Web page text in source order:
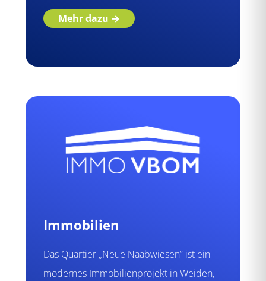
Mehr dazu →
Immobilien
Das Quartier „Neue Naabwiesen“ ist ein
modernes Immobilienprojekt in Weiden,